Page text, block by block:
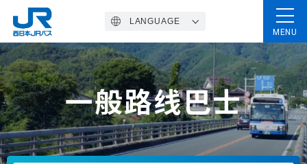
LANGUAGE
MENU
Home
高速巴士
一般路线巴士